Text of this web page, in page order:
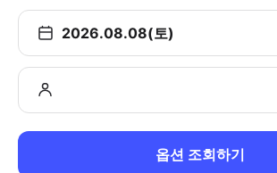
2026.08.08(토)
옵션 조회하기